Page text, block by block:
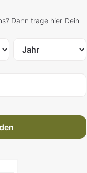
Dann trage hier Dein